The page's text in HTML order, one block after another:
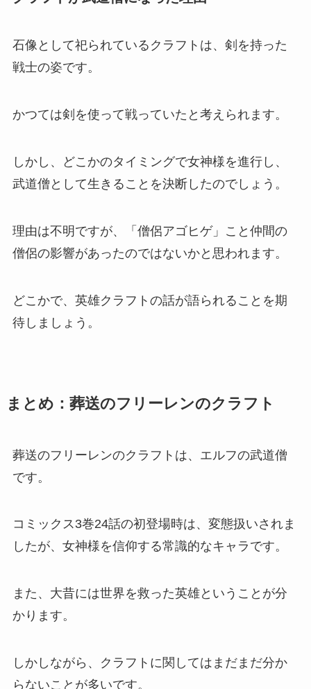
石像として祀られているクラフトは、剣を持った
戦士の姿です。
かつては剣を使って戦っていたと考えられます。
しかし、どこかのタイミングで女神様を進行し、
武道僧として生きることを決断したのでしょう。
理由は不明ですが、「僧侶アゴヒゲ」こと仲間の
僧侶の影響があったのではないかと思われます。
どこかで、英雄クラフトの話が語られることを期
待しましょう。
まとめ：葬送のフリーレンのクラフト
葬送のフリーレンのクラフトは、エルフの武道僧
です。
コミックス3巻24話の初登場時は、変態扱いされま
したが、女神様を信仰する常識的なキャラです。
また、大昔には世界を救った英雄ということが分
かります。
しかしながら、クラフトに関してはまだまだ分か
らないことが多いです。